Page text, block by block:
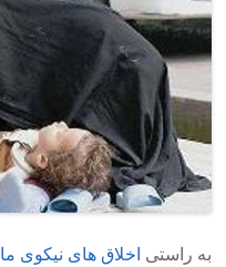
به راستی اخلاق های نیکوی ما